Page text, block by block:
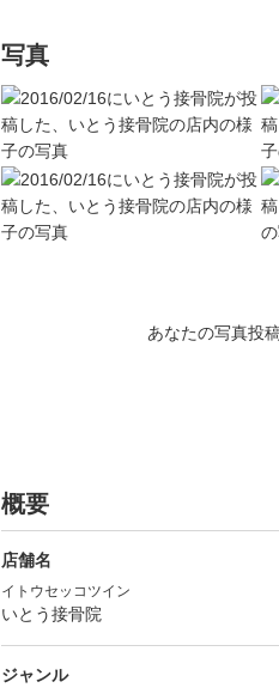
写真
あなたの写真投
概要
店舗名
イトウセッコツイン
いとう接骨院
ジャンル